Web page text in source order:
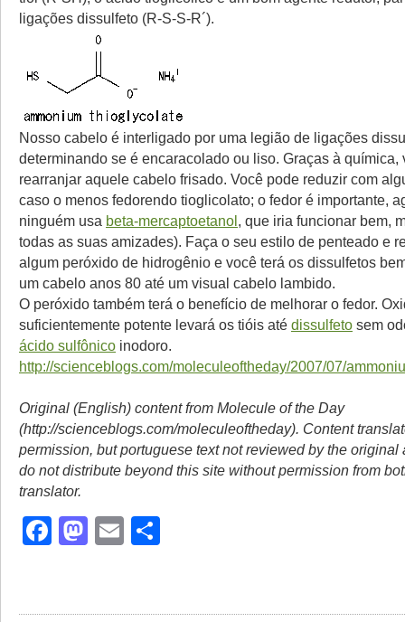
ligações dissulfeto (R-S-S-R´).
Nosso cabelo é interligado por uma legião de ligações
determinando se é encaracolado ou liso. Graças à química,
rearranjar aquele cabelo frisado. Você pode reduzir com
caso o menos fedorendo tioglicolato; o fedor é importante,
ninguém usa beta-mercaptoetanol, que iria funcionar bem,
todas as suas amizades). Faça o seu estilo de penteado e
algum peróxido de hidrogênio e você terá os dissulfetos
um cabelo anos 80 até um visual cabelo lambido.
O peróxido também terá o benefício de melhorar o fedor.
suficientemente potente levará os tióis até dissulfeto sem
ácido sulfônico inodoro.
http://scienceblogs.com/moleculeoftheday/2007/07/
Original (English) content from Molecule of the Day
(http://scienceblogs.com/moleculeoftheday). Content
permission, but portuguese text not reviewed by the original
do not distribute beyond this site without permission from
translator.
Facebook
Mastodon
Email